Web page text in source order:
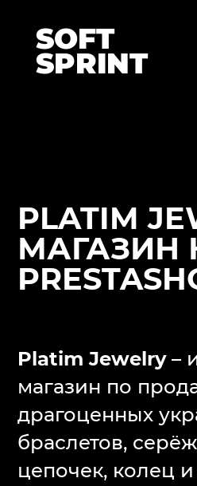
SOFT
SPRINT
PLATIM
МАГАЗИН
Platim Jewelry–
магазин по
драгоценных
браслетов,
цепочек, колец